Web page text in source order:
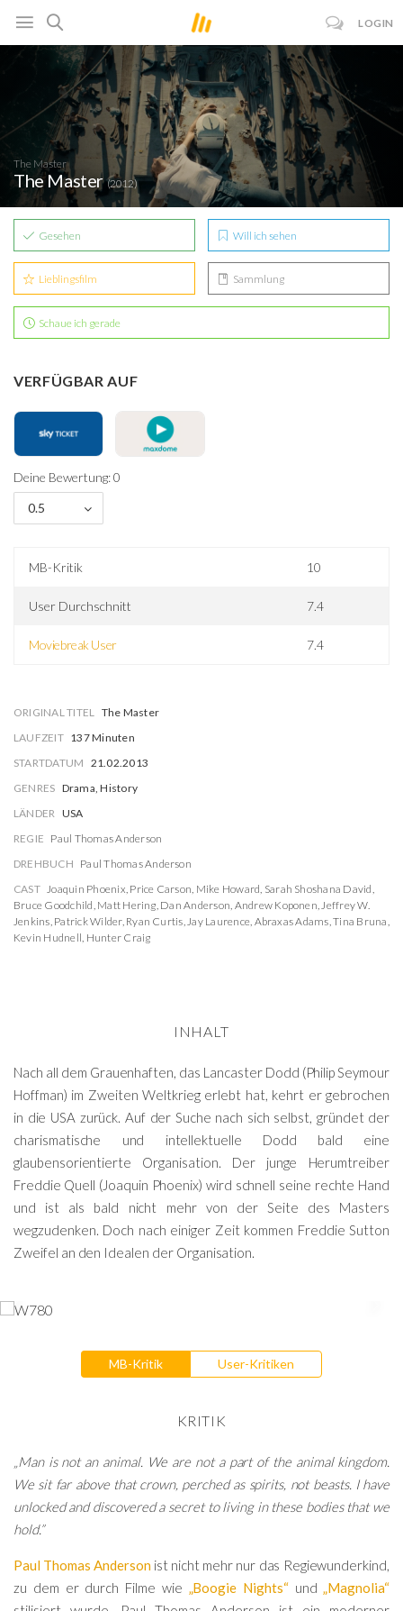
LOGIN
The Master
The Master(2012)
Gesehen Will ich sehen
Lieblingsfilm Sammlung
Schaue ich gerade
VERFÜGBAR AUF
Deine Bewertung: 0
0.5
MB-Kritik 10
User Durchschnitt 7.4
Moviebreak User 7.4
ORIGINAL TITEL The Master
LAUFZEIT 137 Minuten
STARTDATUM 21.02.2013
GENRES Drama, History
LÄNDER USA
REGIE Paul Thomas Anderson
DREHBUCH Paul Thomas Anderson
CAST Joaquin Phoenix, Price Carson, Mike Howard, Sarah Shoshana David,
Bruce Goodchild, Matt Hering, Dan Anderson, Andrew Koponen,Jeffrey W.
Jenkins, Patrick Wilder, Ryan Curtis,Jay Laurence, Abraxas Adams,Tina Bruna,
Kevin Hudnell, Hunter Craig
INHALT
Nach all dem Grauenhaften, das Lancaster Dodd (Philip Seymour
Hoffman) im Zweiten Weltkrieg erlebt hat, kehrt er gebrochen
in die USA zurück. Auf der Suche nach sich selbst, gründet der
charismatische und intellektuelle Dodd bald eine
glaubensorientierte Organisation. Der junge Herumtreiber
Freddie Quell (Joaquin Phoenix) wird schnell seine rechte Hand
und ist als bald nicht mehr von der Seite des Masters
wegzudenken. Doch nach einiger Zeit kommen Freddie Sutton
Zweifel an den Idealen der Organisation.
MB-Kritik User-Kritiken
KRITIK
„Man is not an animal. We are not a part of the animal kingdom.
We sit far above that crown, perched as spirits, not beasts. I have
unlocked and discovered a secret to living in these bodies that we
hold.”
Paul Thomas Andersonist nicht mehr nur das Regiewunderkind,
zu dem er durch Filme wie
„Boogie Nights“und
„Magnolia“